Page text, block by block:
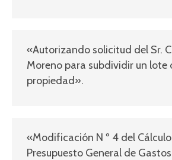
«Autorizando solicitud del Sr.
Moreno para subdividir un lote
propiedad».
«Modificación N º 4 del
Presupuesto General de